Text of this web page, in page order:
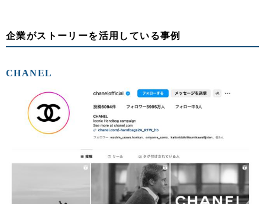
企業がストーリーを活用している事例
CHANEL